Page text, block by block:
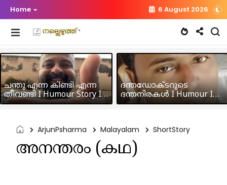
Home 6 August 2026
ചന്തു എന്ന കിണ്ടി എന്ന
തീവണ്ടി I Humour Story I
Rajeev Panicker
ദന്തഡോക്ടറുടെ
ദന്തനിരകൾ I Humour I
Hussain MK
ArjunPsharma Malayalam ShortStory
അനന്തരം (കഥ)